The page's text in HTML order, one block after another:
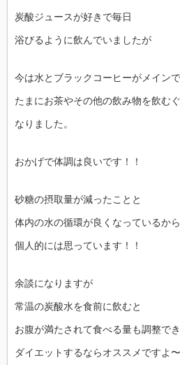
炭酸ジュースが好きで毎日
浴びるように飲んでいましたが
今は水とブラックコーヒーがメインで
たまにお茶やその他の飲み物を飲む
なりました。
おかげで体調は良いです！！
砂糖の摂取量が減ったことと
体内の水の循環が良くなっているか
個人的には思っています！！
余談になりますが
常温の炭酸水を食前に飲むと
お腹が満たされて食べる量も調整で
ダイエットするならオススメですよ〜